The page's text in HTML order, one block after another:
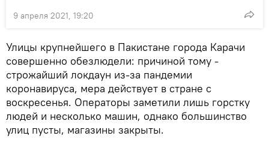
9 апреля 2021, 19:20
Улицы крупнейшего в Пакистане города Карачи
совершенно обезлюдели: причиной тому -
строжайший локдаун из-за пандемии
коронавируса, мера действует в стране с
воскресенья. Операторы заметили лишь горстку
людей и несколько машин, однако большинство
улиц пусты, магазины закрыты.